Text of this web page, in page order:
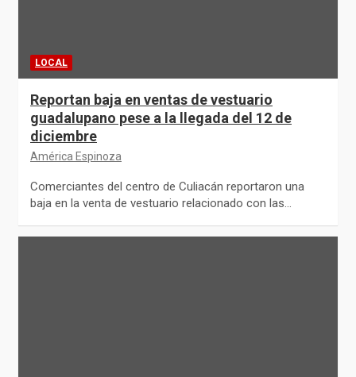
LOCAL
Reportan baja en ventas de vestuario
guadalupano pese a la llegada del 12 de
diciembre
América Espinoza
Comerciantes del centro de Culiacán reportaron una
baja en la venta de vestuario relacionado con las…